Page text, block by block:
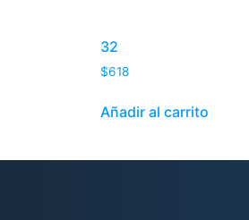
32
$618
Añadir al carrito